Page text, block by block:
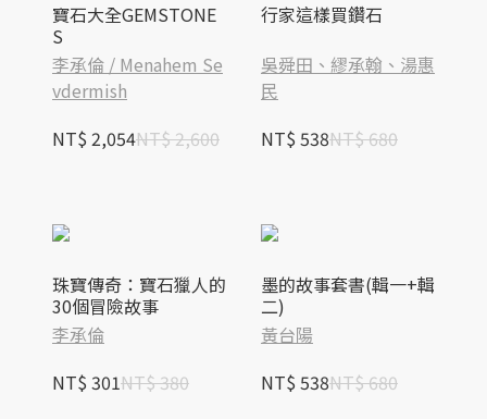
寶石大全GEMSTONE
S
李承倫 / Menahem Se
vdermish
NT$ 2,054NT$ 2,600
行家這樣買鑽石
吳舜田、繆承翰、湯惠
民
NT$ 538NT$ 680
珠寶傳奇：寶石獵人的
30個冒險故事
李承倫
NT$ 301NT$ 380
墨的故事套書(輯一+輯
二)
黃台陽
NT$ 538NT$ 680